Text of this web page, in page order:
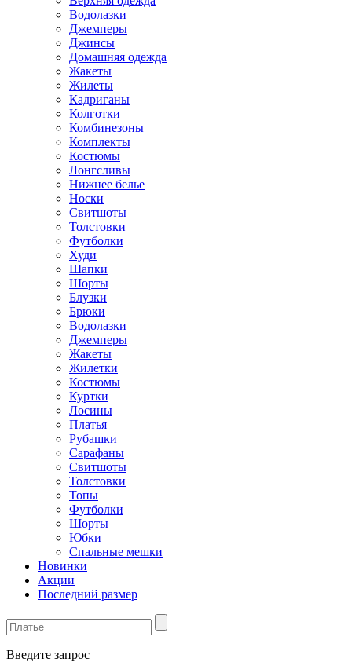
Водолазки
Джемперы
Джинсы
Домашняя одежда
Жакеты
Жилеты
Кадриганы
Колготки
Комбинезоны
Комплекты
Костюмы
Лонгсливы
Нижнее белье
Носки
Свитшоты
Толстовки
Футболки
Худи
Шапки
Шорты
Блузки
Брюки
Водолазки
Джемперы
Жакеты
Жилетки
Костюмы
Куртки
Лосины
Платья
Рубашки
Сарафаны
Свитшоты
Толстовки
Топы
Футболки
Шорты
Юбки
Спальные мешки
Новинки
Акции
Последний размер
Введите запрос